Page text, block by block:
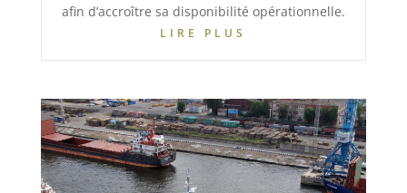
afin d’accroître sa disponibilité opérationnelle.
LIRE PLUS